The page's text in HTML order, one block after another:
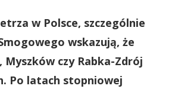
w Polsce, szczególnie
wskazują, że
czy Rabka-Zdrój
Po latach stopniowej